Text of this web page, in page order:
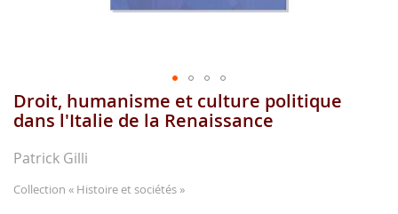
Skip
to
beginning
the
Droit, humanisme et culture politique
dans l'Italie de la Renaissance
Patrick Gilli
Collection « Histoire et sociétés »